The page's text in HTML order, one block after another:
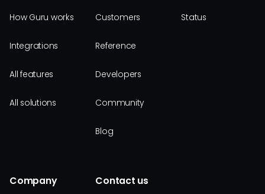
How Guru works
Integrations
All features
All solutions
Customers
Reference
Developers
Community
Blog
Status
Company Contact us